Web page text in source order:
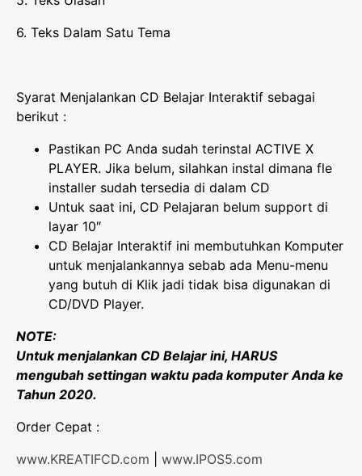
6. Teks Dalam Satu Tema
Syarat Menjalankan CD Belajar Interaktif sebagai
berikut :
Pastikan PC Anda sudah terinstal ACTIVE X
PLAYER. Jika belum, silahkan instal dimana fle
installer sudah tersedia di dalam CD
Untuk saat ini, CD Pelajaran belum support di
layar 10″
CD Belajar Interaktif ini membutuhkan Komputer
untuk menjalankannya sebab ada Menu-menu
yang butuh di Klik jadi tidak bisa digunakan di
CD/DVD Player.
NOTE:
Untuk menjalankan CD Belajar ini, HARUS
mengubah settingan waktu pada komputer Anda ke
Tahun 2020.
Order Cepat :
www.KREATIFCD.com
www.IPOS5.com